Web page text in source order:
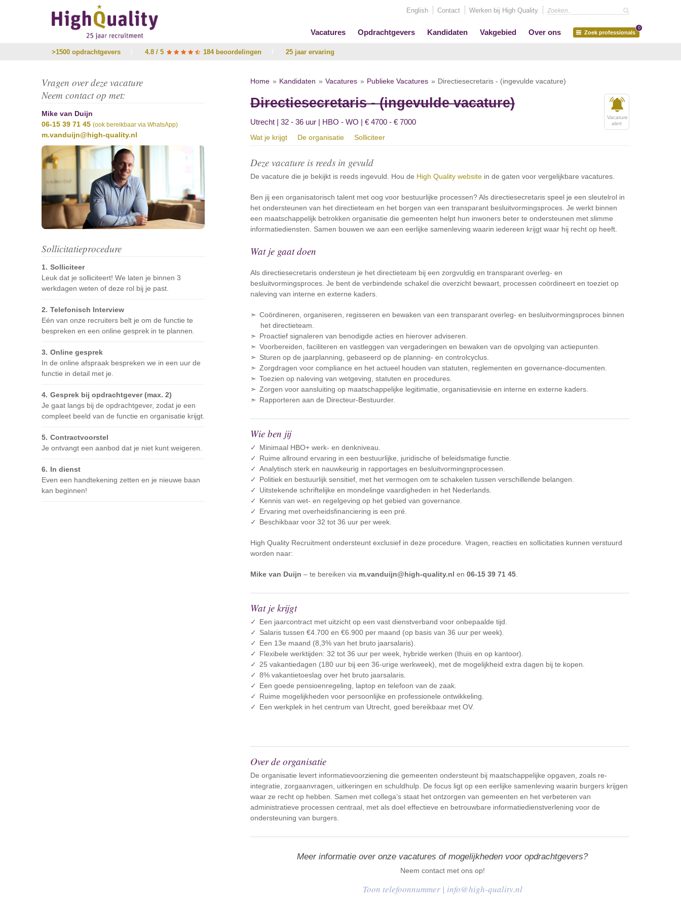
English Contact Werken bij High Quality
Vacatures Opdrachtgevers Kandidaten Vakgebied Over ons Zoek professionals
0
>1500 opdrachtgevers 4.8 / 5 184 beoordelingen 25 jaar ervaring
Vragen over deze vacature
Neem contact op met:
Mike van Duijn
06-15 39 71 45 (ook bereikbaar via WhatsApp)
m.vanduijn@high-quality.nl
Sollicitatieprocedure
Solliciteer
Leuk dat je solliciteert! We laten je binnen 3
werkdagen weten of deze rol bij je past.
Telefonisch Interview
Eén van onze recruiters belt je om de functie te
bespreken en een online gesprek in te plannen.
Online gesprek
In de online afspraak bespreken we in een uur de
functie in detail met je.
Gesprek bij opdrachtgever (max. 2)
Je gaat langs bij de opdrachtgever, zodat je een
compleet beeld van de functie en organisatie krijgt.
Contractvoorstel
Je ontvangt een aanbod dat je niet kunt weigeren.
In dienst
Even een handtekening zetten en je nieuwe baan
kan beginnen!
Home Kandidaten Vacatures Publieke Vacatures Directiesecretaris - (ingevulde vacature)
Directiesecretaris - (ingevulde vacature)
Vacature
alert
Utrecht | 32 - 36 uur | HBO - WO | € 4700 - € 7000
Wat je krijgt De organisatie Solliciteer
Deze vacature is reeds in gevuld
De vacature die je bekijkt is reeds ingevuld. Hou de High Quality website in de gaten voor vergelijkbare vacatures.
Ben jij een organisatorisch talent met oog voor bestuurlijke processen? Als directiesecretaris speel je een sleutelrol in
het ondersteunen van het directieteam en het borgen van een transparant besluitvormingsproces. Je werkt binnen
een maatschappelijk betrokken organisatie die gemeenten helpt hun inwoners beter te ondersteunen met slimme
informatiediensten. Samen bouwen we aan een eerlijke samenleving waarin iedereen krijgt waar hij recht op heeft.
Wat je gaat doen
Als directiesecretaris ondersteun je het directieteam bij een zorgvuldig en transparant overleg- en
besluitvormingsproces. Je bent de verbindende schakel die overzicht bewaart, processen coördineert en toeziet op
naleving van interne en externe kaders.
Coördineren, organiseren, regisseren en bewaken van een transparant overleg- en besluitvormingsproces binnen
het directieteam.
Proactief signaleren van benodigde acties en hierover adviseren.
Voorbereiden, faciliteren en vastleggen van vergaderingen en bewaken van de opvolging van actiepunten.
Sturen op de jaarplanning, gebaseerd op de planning- en controlcyclus.
Zorgdragen voor compliance en het actueel houden van statuten, reglementen en governance-documenten.
Toezien op naleving van wetgeving, statuten en procedures.
Zorgen voor aansluiting op maatschappelijke legitimatie, organisatievisie en interne en externe kaders.
Rapporteren aan de Directeur-Bestuurder.
Wie ben jij
Minimaal HBO+ werk- en denkniveau.
Ruime allround ervaring in een bestuurlijke, juridische of beleidsmatige functie.
Analytisch sterk en nauwkeurig in rapportages en besluitvormingsprocessen.
Politiek en bestuurlijk sensitief, met het vermogen om te schakelen tussen verschillende belangen.
Uitstekende schriftelijke en mondelinge vaardigheden in het Nederlands.
Kennis van wet- en regelgeving op het gebied van governance.
Ervaring met overheidsfinanciering is een pré.
Beschikbaar voor 32 tot 36 uur per week.
High Quality Recruitment ondersteunt exclusief in deze procedure. Vragen, reacties en sollicitaties kunnen verstuurd
worden naar:
Mike van Duijn – te bereiken via m.vanduijn@high-quality.nl en06-15 39 71 45
Wat je krijgt
Een jaarcontract met uitzicht op een vast dienstverband voor onbepaalde tijd.
Salaris tussen €4.700 en €6.900 per maand (op basis van 36 uur per week).
Een 13e maand (8,3% van het bruto jaarsalaris).
Flexibele werktijden: 32 tot 36 uur per week, hybride werken (thuis en op kantoor).
25 vakantiedagen (180 uur bij een 36-urige werkweek), met de mogelijkheid extra dagen bij te kopen.
8% vakantietoeslag over het bruto jaarsalaris.
Een goede pensioenregeling, laptop en telefoon van de zaak.
Ruime mogelijkheden voor persoonlijke en professionele ontwikkeling.
Een werkplek in het centrum van Utrecht, goed bereikbaar met OV.
Over de organisatie
De organisatie levert informatievoorziening die gemeenten ondersteunt bij maatschappelijke opgaven, zoals re-
integratie, zorgaanvragen, uitkeringen en schuldhulp. De focus ligt op een eerlijke samenleving waarin burgers krijgen
waar ze recht op hebben. Samen met collega’s staat het ontzorgen van gemeenten en het verbeteren van
administratieve processen centraal, met als doel effectieve en betrouwbare informatiedienstverlening voor de
ondersteuning van burgers.
Meer informatie over onze vacatures of mogelijkheden voor opdrachtgevers?
Neem contact met ons op!
| info@high-quality.nl